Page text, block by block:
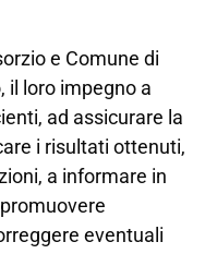
e Comune di
il loro impegno a
ad assicurare la
i risultati ottenuti,
a informare in
eventuali